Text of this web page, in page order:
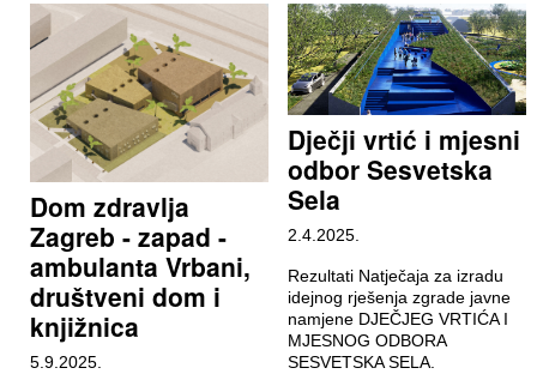
Dom zdravlja
Zagreb - zapad -
ambulanta Vrbani,
društveni dom i
knjižnica
5.9.2025.
Dječji vrtić i mjesni
odbor Sesvetska
Sela
2.4.2025.
Rezultati Natječaja za izradu
idejnog rješenja zgrade javne
namjene DJEČJEG VRTIĆA I
MJESNOG ODBORA
SESVETSKA SELA.